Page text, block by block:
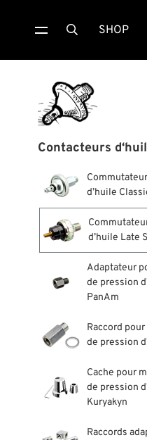
 SHOP
Contacteurs
d’huile
d’huile Late
Adaptateur
de pression
PanAm
Raccord
de pression
Cache pour
de pression
Kuryakyn
Raccords